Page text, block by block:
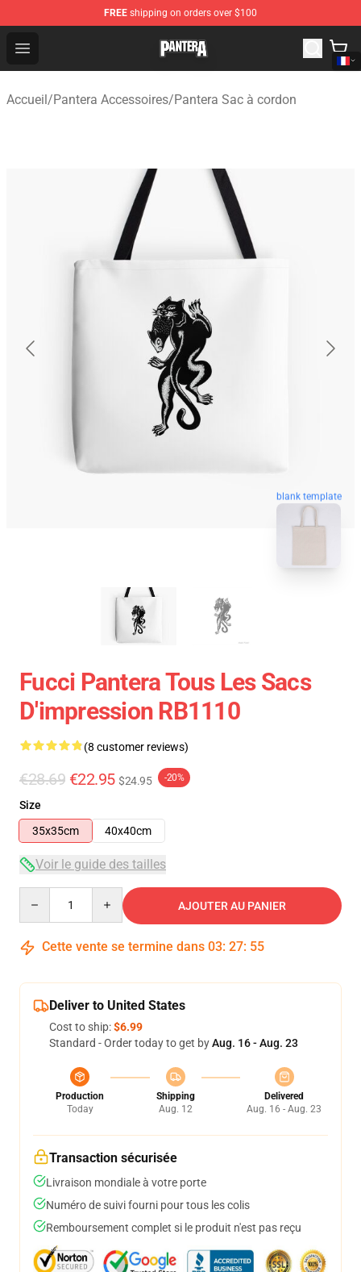
FREE shipping on orders over $100
Open menu
Pantera Store - Official Pantera Merchandise Shop
Accueil/Pantera Accessoires/Pantera Sac à cordon
blank template
Fucci Pantera Tous Les Sacs
D'impression RB1110
(8 customer reviews)
€28.69 €22.95 $24.95 -20%
Size
35x35cm
40x40cm
Voir le guide des tailles
AJOUTER AU PANIER
Cette vente se termine dans 03: 27: 54
Deliver to United States
Cost to ship:$6.99
Standard - Order today to get byAug. 16 - Aug. 23
Production
Today
Shipping
Aug. 12
Delivered
Aug. 16 - Aug. 23
Transaction sécurisée
Livraison mondiale à votre porte
Numéro de suivi fourni pour tous les colis
Remboursement complet si le produit n'est pas reçu